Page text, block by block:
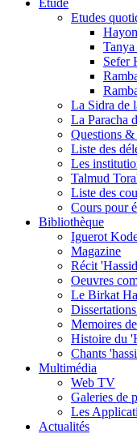
Etude
Etudes
Sefer
La Sidra de
La Paracha
Questions &
Liste des
Les
Talmud
Liste des
Cours pour
Bibliothèque
Iguerot
Magazine
Récit
Oeuvres
Le Birkat
Memoires
Histoire du
Chants
Multimédia
Web TV
Galeries de
Les
Actualités